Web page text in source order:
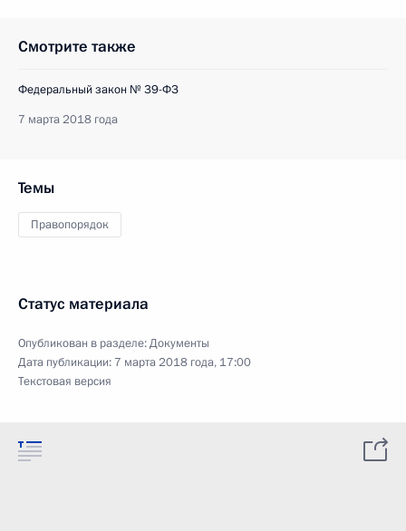
Смотрите также
Федеральный закон № 39-ФЗ
7 марта 2018 года
Темы
Правопорядок
Статус материала
Опубликован в разделе:Документы
Дата публикации: 7 марта 2018 года, 17:00
Текстовая версия